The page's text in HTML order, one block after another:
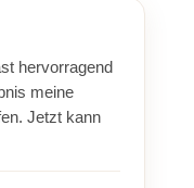
hervorragend
meine
Jetzt kann